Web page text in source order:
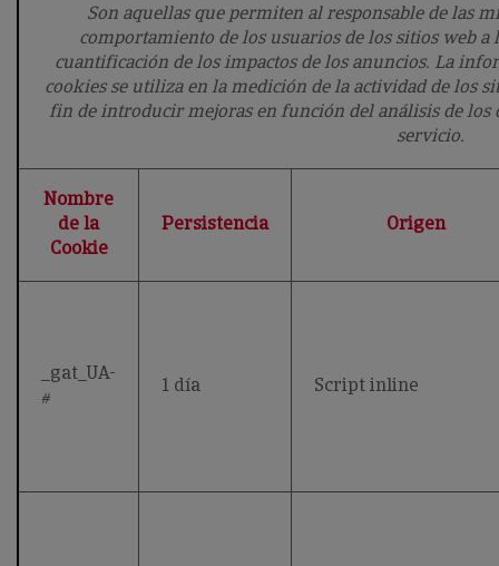
Son aquellas que permiten al responsable de las
comportamiento de los usuarios de los sitios web
cuantificación de los impactos de los anuncios. La
cookies se utiliza en la medición de la actividad de los
fin de introducir mejoras en función del análisis de los
servicio.
Nombre
de la
Cookie
Persistencia Origen
_gat_UA-
#
1 día Script inline